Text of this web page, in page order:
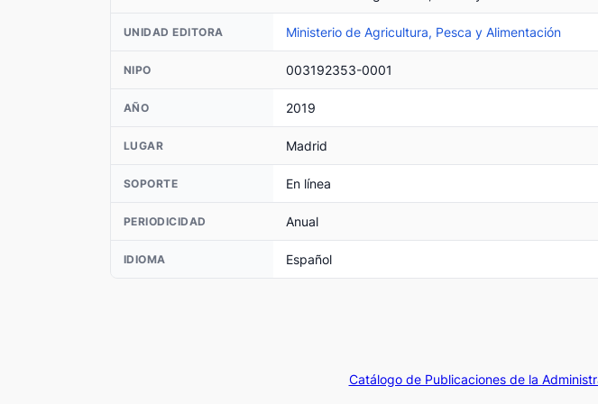
UNIDAD EDITORA Ministerio de Agricultura, Pesca y Alimentación
NIPO 003192353-0001
AÑO 2019
LUGAR Madrid
SOPORTE En línea
PERIODICIDAD Anual
IDIOMA Español
Catálogo de Publicaciones de la